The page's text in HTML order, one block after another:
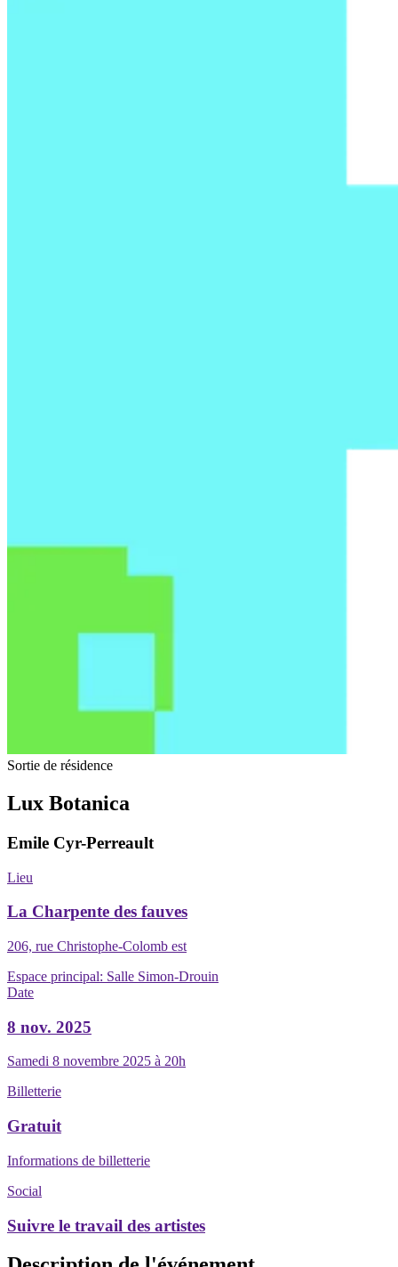
Sortie de résidence
Lux Botanica
Emile Cyr-Perreault
Lieu
La Charpente des fauves
206, rue Christophe-Colomb est
Espace principal: Salle Simon-Drouin
Date
8 nov. 2025
Samedi 8 novembre 2025 à 20h
Billetterie
Gratuit
Informations de billetterie
Social
Suivre le travail des artistes